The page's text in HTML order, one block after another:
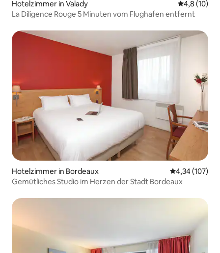
Hotelzimmer in Valady
4,8 (10)
La Diligence Rouge 5 Minuten vom Flughafen entfernt
Hotelzimmer in Bordeaux
4,34 (107)
Gemütliches Studio im Herzen der Stadt Bordeaux